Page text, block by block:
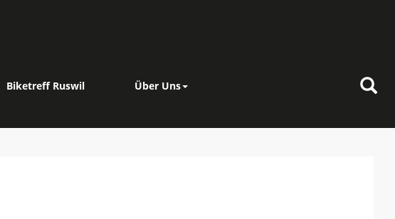
Biketreff Ruswil Über Uns